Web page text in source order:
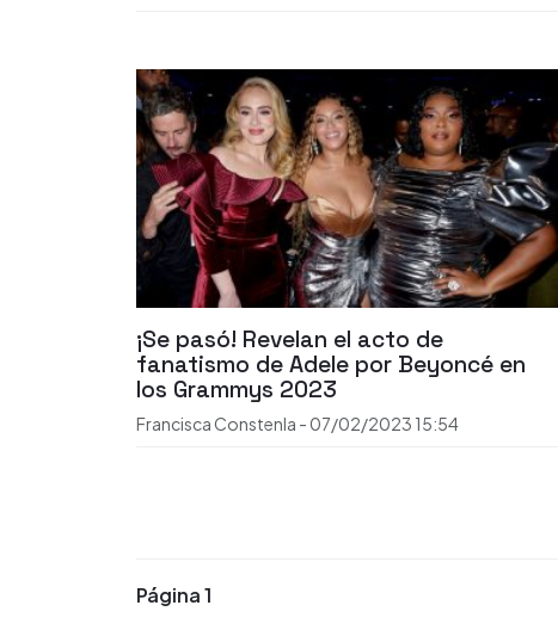
¡Se pasó! Revelan el acto de
fanatismo de Adele por Beyoncé en
los Grammys 2023
Francisca Constenla - 07/02/2023 15:54
Página 1